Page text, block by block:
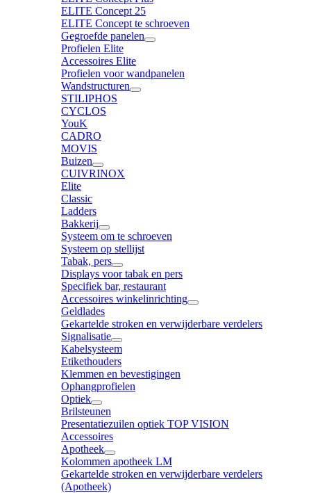
ELITE Concept 25
ELITE Concept te schroeven
Gegroefde panelen
Profielen Elite
Accessoires Elite
Profielen voor wandpanelen
Wandstructuren
STILIPHOS
CYCLOS
YouK
CADRO
MOVIS
Buizen
CUIVRINOX
Elite
Classic
Ladders
Bakkerij
Systeem om te schroeven
Systeem op stellijst
Tabak, pers
Displays voor tabak en pers
Specifiek bar, restaurant
Accessoires winkelinrichting
Geldlades
Gekartelde stroken en verwijderbare verdelers
Signalisatie
Kabelsysteem
Etikethouders
Klemmen en bevestigingen
Ophangprofielen
Optiek
Brilsteunen
Presentatiezuilen optiek TOP VISION
Accessoires
Apotheek
Kolommen apotheek LM
Gekartelde stroken en verwijderbare verdelers
(Apotheek)